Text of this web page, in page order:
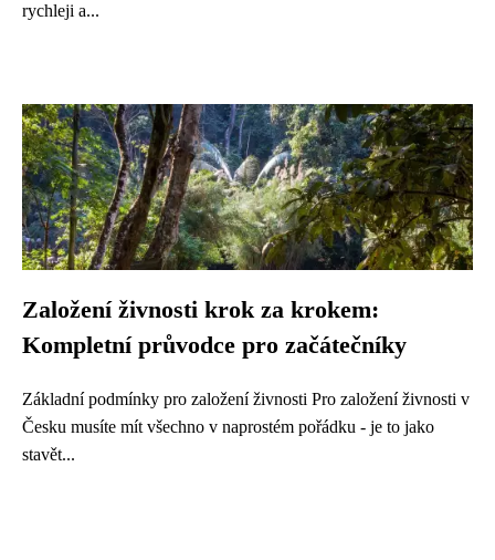
rychleji a...
Založení živnosti krok za krokem:
Kompletní průvodce pro začátečníky
Základní podmínky pro založení živnosti Pro založení živnosti v
Česku musíte mít všechno v naprostém pořádku - je to jako
stavět...